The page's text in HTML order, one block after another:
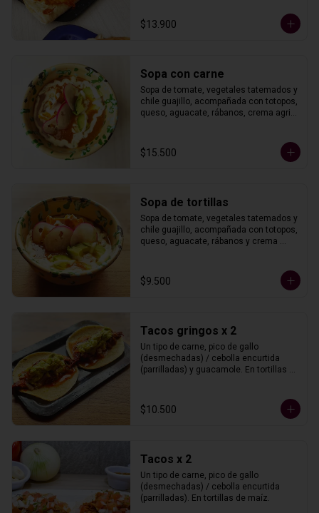
$13.900
Sopa con carne
Sopa de tomate, vegetales tatemados y
chile guajillo, acompañada con totopos,
queso, aguacate, rábanos, crema agria
$15.500
Sopa de tortillas
Sopa de tomate, vegetales tatemados y
chile guajillo, acompañada con totopos,
queso, aguacate, rábanos y crema
$9.500
Tacos gringos x 2
Un tipo de carne, pico de gallo
(desmechadas) / cebolla encurtida
(parrilladas) y guacamole. En tortillas
$10.500
Tacos x 2
Un tipo de carne, pico de gallo
(desmechadas) / cebolla encurtida
(parrilladas). En tortillas de maíz.